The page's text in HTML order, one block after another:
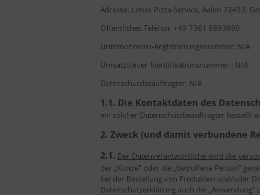
Adresse: Limes Pizza-Service, Aalen 73433,
Öffentliches Telefon: +49 7361 8893990
Unternehmens-Registrierungsnummer: N/A
Umsatzsteuer-Identifikationsnummer : N/A
Datenschutzbeauftragter: N/A
1.1. Die Kontaktdaten des
ein solcher Datenschutzbeauftragter bestellt
2. Zweck (und damit verbundene
2.1. Der Datenverantwortliche wird die
der „Kunde” oder die „betroffene Person”
bei der Bestellung von Produkten und/oder
Datenschutzerklärung auch die